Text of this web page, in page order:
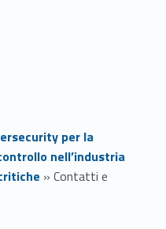
per la
nell’industria
» Contatti e